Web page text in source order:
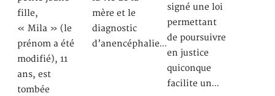
fille,
« Mila » (le
prénom a été
modifié), 11
ans, est
tombée
mère et le
diagnostic
d’anencéphalie…
signé une loi
permettant
de poursuivre
en justice
quiconque
facilite un…